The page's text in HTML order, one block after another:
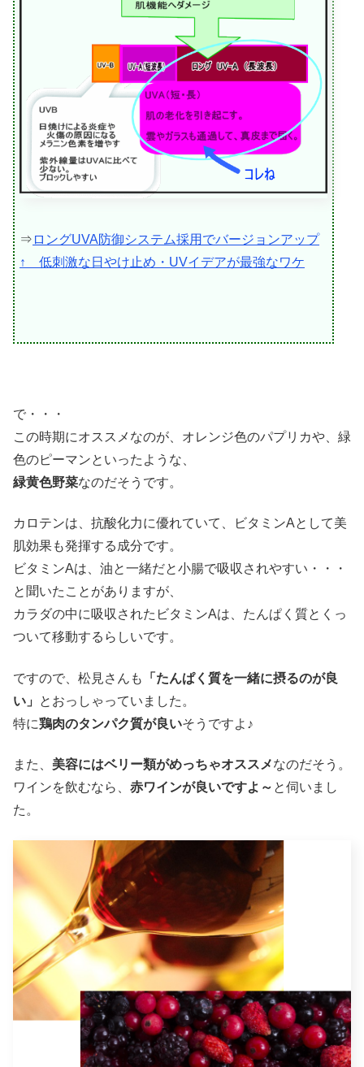
⇒ ロングUVA防御システム採用でバージョンアップ
↑ 低刺激な日やけ止め・UVイデアが最強なワケ
で・・・
この時期にオススメなのが、オレンジ色のパプリカや、緑
色のピーマンといったような、
緑黄色野菜なのだそうです。
カロテンは、抗酸化力に優れていて、ビタミンAとして美
肌効果も発揮する成分です。
ビタミンAは、油と一緒だと小腸で吸収されやすい・・・
と聞いたことがありますが、
カラダの中に吸収されたビタミンAは、たんぱく質とくっ
ついて移動するらしいです。
ですので、松見さんも
「たんぱく質を一緒に摂るのが良
い」
とおっしゃっていました。
特に鶏肉のタンパク質が良いそうですよ♪
また、 美容にはベリー類がめっちゃオススメなのだそう。
ワインを飲むなら、 赤ワインが良いですよ～ と伺いまし
た。